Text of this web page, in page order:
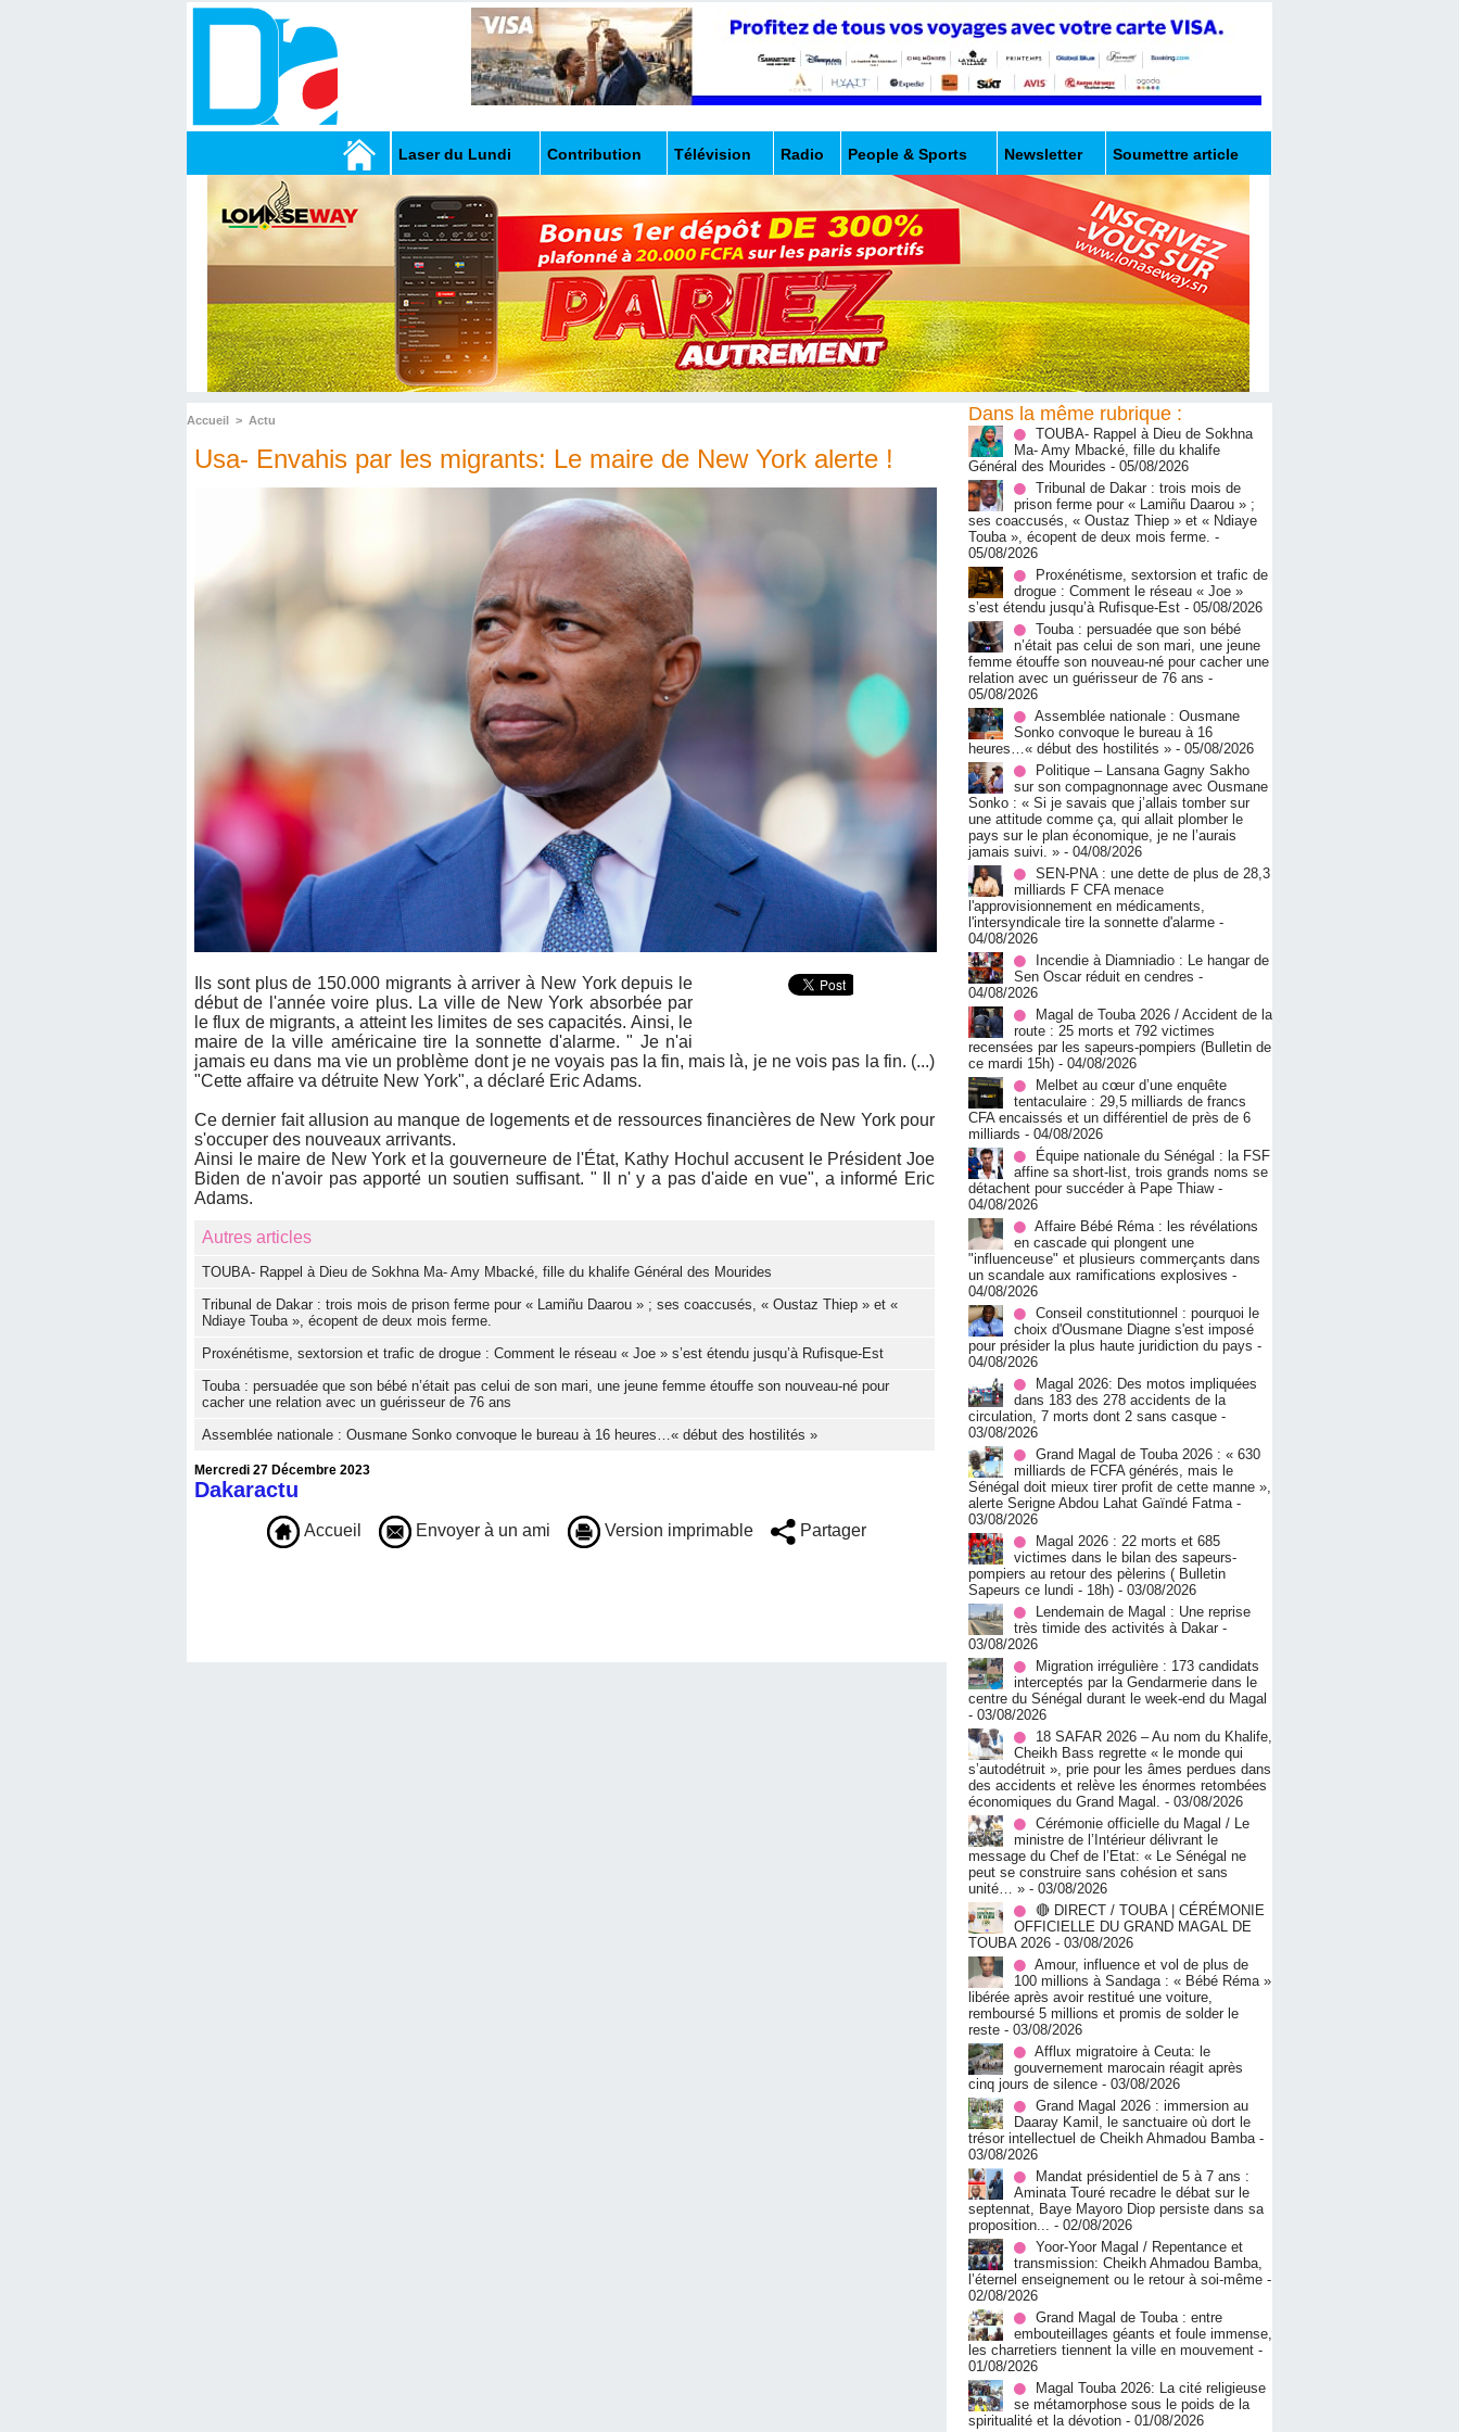
Laser du Lundi Contribution Télévision Radio People & Sports Newsletter Soumettre article
Accueil > Actu
Usa- Envahis par les migrants: Le maire de New York alerte !
Ils sont plus de 150.000 migrants à arriver à New York depuis le
début de l'année voire plus. La ville de New York absorbée par
le flux de migrants, a atteint les limites de ses capacités. Ainsi, le
maire de la ville américaine tire la sonnette d'alarme. " Je n'ai
jamais eu dans ma vie un problème dont je ne voyais pas la fin, mais là, je ne vois pas la fin. (...)
"Cette affaire va détruite New York", a déclaré Eric Adams.
Ce dernier fait allusion au manque de logements et de ressources financières de New York pour
s'occuper des nouveaux arrivants.
Ainsi le maire de New York et la gouverneure de l'État, Kathy Hochul accusent le Président Joe
Biden de n'avoir pas apporté un soutien suffisant. " Il n' y a pas d'aide en vue", a informé Eric
Adams.
Autres articles
TOUBA- Rappel à Dieu de Sokhna Ma- Amy Mbacké, fille du khalife Général des Mourides
Tribunal de Dakar : trois mois de prison ferme pour « Lamiñu Daarou » ; ses coaccusés, « Oustaz Thiep » et «
Ndiaye Touba », écopent de deux mois ferme.
Proxénétisme, sextorsion et trafic de drogue : Comment le réseau « Joe » s’est étendu jusqu’à Rufisque-Est
Touba : persuadée que son bébé n’était pas celui de son mari, une jeune femme étouffe son nouveau-né pour
cacher une relation avec un guérisseur de 76 ans
Assemblée nationale : Ousmane Sonko convoque le bureau à 16 heures…« début des hostilités »
Mercredi 27 Décembre 2023
Dakaractu
Accueil Envoyer à un ami Version imprimable Partager
Dans la même rubrique :
TOUBA- Rappel à Dieu de Sokhna
Ma- Amy Mbacké, fille du khalife
Général des Mourides - 05/08/2026
Tribunal de Dakar : trois mois de
prison ferme pour « Lamiñu Daarou » ;
ses coaccusés, « Oustaz Thiep » et « Ndiaye
Touba », écopent de deux mois ferme. -
05/08/2026
Proxénétisme, sextorsion et trafic de
drogue : Comment le réseau « Joe »
s’est étendu jusqu’à Rufisque-Est - 05/08/2026
Touba : persuadée que son bébé
n’était pas celui de son mari, une jeune
femme étouffe son nouveau-né pour cacher une
relation avec un guérisseur de 76 ans -
05/08/2026
Assemblée nationale : Ousmane
Sonko convoque le bureau à 16
heures…« début des hostilités » - 05/08/2026
Politique – Lansana Gagny Sakho
sur son compagnonnage avec Ousmane
Sonko : « Si je savais que j’allais tomber sur
une attitude comme ça, qui allait plomber le
pays sur le plan économique, je ne l’aurais
jamais suivi. » - 04/08/2026
SEN-PNA : une dette de plus de 28,3
milliards F CFA menace
l'approvisionnement en médicaments,
l'intersyndicale tire la sonnette d'alarme -
04/08/2026
Incendie à Diamniadio : Le hangar de
Sen Oscar réduit en cendres -
04/08/2026
Magal de Touba 2026 / Accident de la
route : 25 morts et 792 victimes
recensées par les sapeurs-pompiers (Bulletin de
ce mardi 15h) - 04/08/2026
Melbet au cœur d’une enquête
tentaculaire : 29,5 milliards de francs
CFA encaissés et un différentiel de près de 6
milliards - 04/08/2026
Équipe nationale du Sénégal : la FSF
affine sa short-list, trois grands noms se
détachent pour succéder à Pape Thiaw -
04/08/2026
Affaire Bébé Réma : les révélations
en cascade qui plongent une
"influenceuse" et plusieurs commerçants dans
un scandale aux ramifications explosives -
04/08/2026
Conseil constitutionnel : pourquoi le
choix d'Ousmane Diagne s'est imposé
pour présider la plus haute juridiction du pays -
04/08/2026
Magal 2026: Des motos impliquées
dans 183 des 278 accidents de la
circulation, 7 morts dont 2 sans casque -
03/08/2026
Grand Magal de Touba 2026 : « 630
milliards de FCFA générés, mais le
Sénégal doit mieux tirer profit de cette manne »,
alerte Serigne Abdou Lahat Gaïndé Fatma -
03/08/2026
Magal 2026 : 22 morts et 685
victimes dans le bilan des sapeurs-
pompiers au retour des pèlerins ( Bulletin
Sapeurs ce lundi - 18h) - 03/08/2026
Lendemain de Magal : Une reprise
très timide des activités à Dakar -
03/08/2026
Migration irrégulière : 173 candidats
interceptés par la Gendarmerie dans le
centre du Sénégal durant le week-end du Magal
- 03/08/2026
18 SAFAR 2026 – Au nom du Khalife,
Cheikh Bass regrette « le monde qui
s’autodétruit », prie pour les âmes perdues dans
des accidents et relève les énormes retombées
économiques du Grand Magal. - 03/08/2026
Cérémonie officielle du Magal / Le
ministre de l’Intérieur délivrant le
message du Chef de l’Etat: « Le Sénégal ne
peut se construire sans cohésion et sans
unité… » - 03/08/2026
🔴 DIRECT / TOUBA | CÉRÉMONIE
OFFICIELLE DU GRAND MAGAL DE
TOUBA 2026 - 03/08/2026
Amour, influence et vol de plus de
100 millions à Sandaga : « Bébé Réma »
libérée après avoir restitué une voiture,
remboursé 5 millions et promis de solder le
reste - 03/08/2026
Afflux migratoire à Ceuta: le
gouvernement marocain réagit après
cinq jours de silence - 03/08/2026
Grand Magal 2026 : immersion au
Daaray Kamil, le sanctuaire où dort le
trésor intellectuel de Cheikh Ahmadou Bamba -
03/08/2026
Mandat présidentiel de 5 à 7 ans :
Aminata Touré recadre le débat sur le
septennat, Baye Mayoro Diop persiste dans sa
proposition... - 02/08/2026
Yoor-Yoor Magal / Repentance et
transmission: Cheikh Ahmadou Bamba,
l’éternel enseignement ou le retour à soi-même -
02/08/2026
Grand Magal de Touba : entre
embouteillages géants et foule immense,
les charretiers tiennent la ville en mouvement -
01/08/2026
Magal Touba 2026: La cité religieuse
se métamorphose sous le poids de la
spiritualité et la dévotion - 01/08/2026